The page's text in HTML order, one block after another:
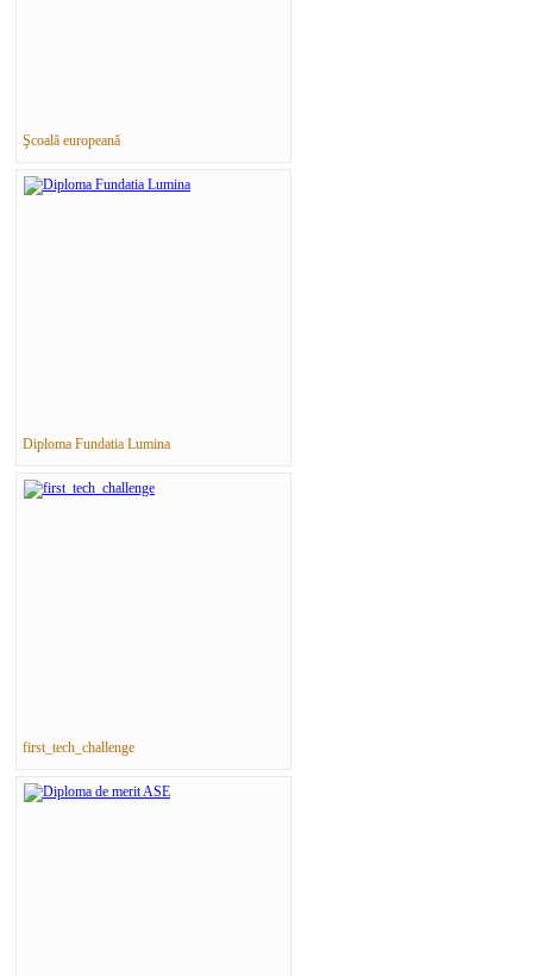
Şcoală europeană
Diploma Fundatia Lumina
first_tech_challenge